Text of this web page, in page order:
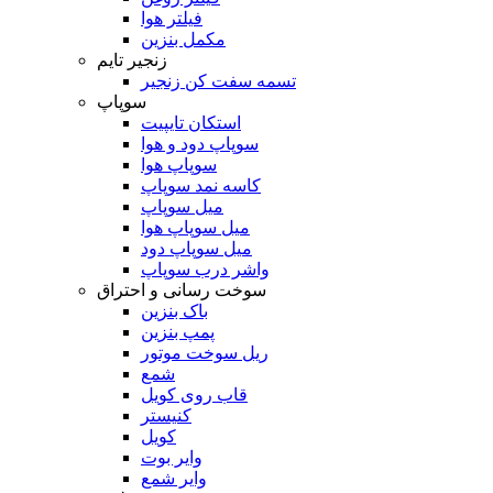
فیلتر هوا
مکمل بنزین
زنجیر تایم
تسمه سفت کن زنجیر
سوپاپ
استکان تایپیت
سوپاپ دود و هوا
سوپاپ هوا
کاسه نمد سوپاپ
میل سوپاپ
میل سوپاپ هوا
میل سوپاپ دود
واشر درب سوپاپ
سوخت رسانی و احتراق
باک بنزین
پمپ بنزین
ریل سوخت موتور
شمع
قاب روی کویل
کنیستر
کویل
وایر بوت
وایر شمع